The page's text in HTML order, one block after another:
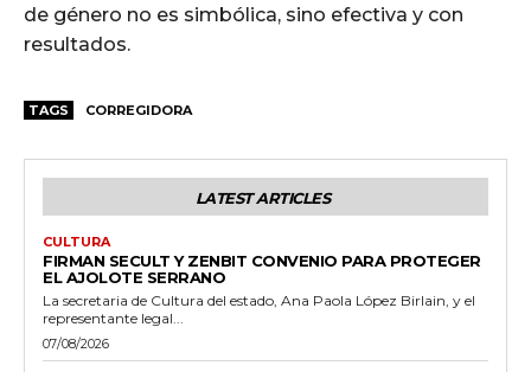
de género no es simbólica, sino efectiva y con
resultados.
TAGS CORREGIDORA
LATEST ARTICLES
CULTURA
FIRMAN SECULT Y ZENBIT CONVENIO PARA PROTEGER
EL AJOLOTE SERRANO
La secretaria de Cultura del estado, Ana Paola López Birlain, y el
representante legal...
07/08/2026